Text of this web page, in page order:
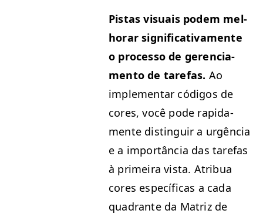
Pis­tas visuais podem mel­
ho­rar sig­ni­fica­ti­va­mente
o proces­so de geren­ci­a­
men­to de tare­fas. Ao
imple­men­tar códi­gos de
cores, você pode rap­i­da­
mente dis­tin­guir a urgên­cia
e a importân­cia das tare­fas
à primeira vista. Atribua
cores especí­fi­cas a cada
quad­rante da Matriz de